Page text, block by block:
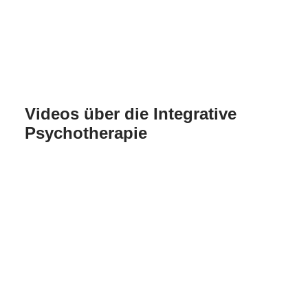
Videos über die Integrative
Psychotherapie